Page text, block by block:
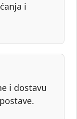
i
i dostavu